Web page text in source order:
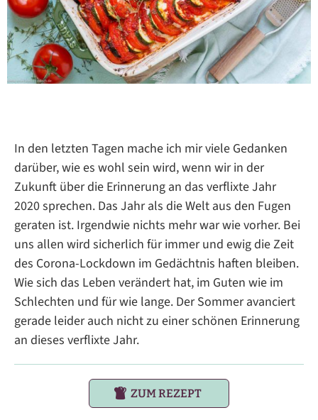
In den letzten Tagen mache ich mir viele Gedanken
darüber, wie es wohl sein wird, wenn wir in der
Zukunft über die Erinnerung an das verflixte Jahr
2020 sprechen. Das Jahr als die Welt aus den Fugen
geraten ist. Irgendwie nichts mehr war wie vorher. Bei
uns allen wird sicherlich für immer und ewig die Zeit
des Corona-Lockdown im Gedächtnis haften bleiben.
Wie sich das Leben verändert hat, im Guten wie im
Schlechten und für wie lange. Der Sommer avanciert
gerade leider auch nicht zu einer schönen Erinnerung
an dieses verflixte Jahr.
ZUM REZEPT